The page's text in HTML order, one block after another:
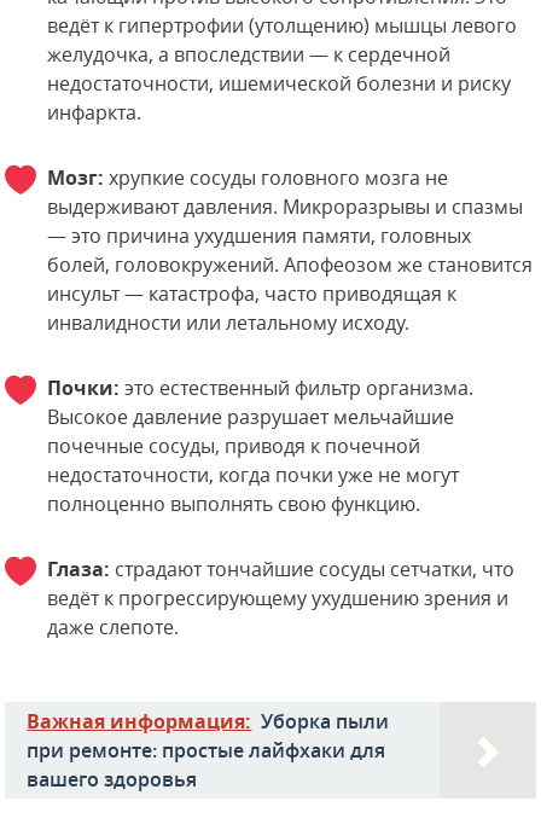
ведёт к гипертрофии (утолщению) мышцы левого
желудочка, а впоследствии — к сердечной
недостаточности, ишемической болезни и риску
инфаркта.
Мозг: хрупкие сосуды головного мозга не
выдерживают давления. Микроразрывы и спазмы
— это причина ухудшения памяти, головных
болей, головокружений. Апофеозом же становится
инсульт — катастрофа, часто приводящая к
инвалидности или летальному исходу.
Почки: это естественный фильтр организма.
Высокое давление разрушает мельчайшие
почечные сосуды, приводя к почечной
недостаточности, когда почки уже не могут
полноценно выполнять свою функцию.
Глаза: страдают тончайшие сосуды сетчатки, что
ведёт к прогрессирующему ухудшению зрения и
даже слепоте.
Важная информация: Уборка пыли
при ремонте: простые лайфхаки для
вашего здоровья